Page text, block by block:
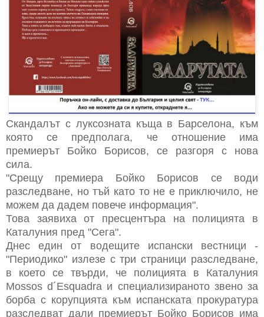
Скандалът с луксозната къща в Барселона, към
която се предполага, че отношение има
премиерът Бойко Борисов, се разгоря с нова
сила.
"Срещу премиера Бойко Борисов се води
разследване, но тъй като то не е приключило, не
можем да дадем повече информация".
Това заявиха от пресцентъра на полицията в
Каталуния пред "Сега".
Днес един от водещите испански вестници -
"Периодико" излезе с три страници разследване,
в което се твърди, че полицията в Каталуния
Mossos d´Esquadra и специализираното звено за
борба с корупцията към испанската прокуратура
разследват дали премиерът Бойко Борисов има